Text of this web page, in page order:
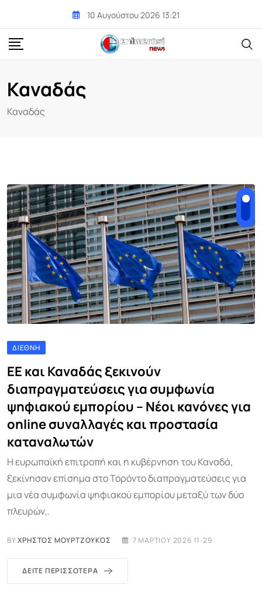
content
10 Αυγούστου 2026 13:21
Καναδάς
Καναδάς
ΔΙΕΘΝΉ
ΕΕ και Καναδάς ξεκινούν
διαπραγματεύσεις για συμφωνία
ψηφιακού εμπορίου – Νέοι κανόνες για
online συναλλαγές και προστασία
καταναλωτών
Η ευρωπαϊκή επιτροπή και η κυβέρνηση του Καναδά,
ξεκίνησαν επίσημα στο Τορόντο διαπραγματεύσεις για
μια νέα συμφωνία ψηφιακού εμπορίου μεταξύ των δύο
πλευρών,.
BYΧΡΉΣΤΟΣ ΜΟΥΡΤΖΟΎΚΟΣ 7 ΜΑΡΤΊΟΥ 2026 11:29
ΔΕΊΤΕ ΠΕΡΙΣΣΌΤΕΡΑ